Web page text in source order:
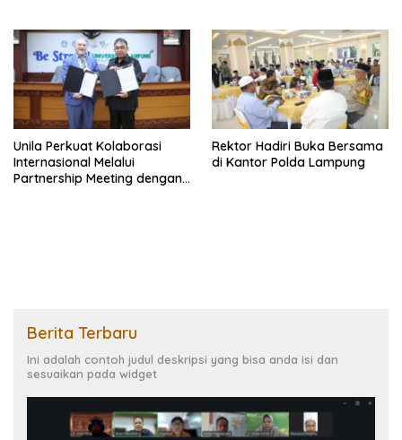
Unila Perkuat Kolaborasi
Internasional Melalui
Partnership Meeting dengan
Rektor Hadiri Buka Bersama
di Kantor Polda Lampung
Berita Terbaru
Ini adalah contoh judul deskripsi yang bisa anda isi dan
sesuaikan pada widget